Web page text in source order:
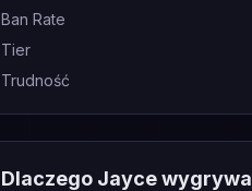
Ban Rate
Tier
Trudność
Dlaczego Jayce wygrywa